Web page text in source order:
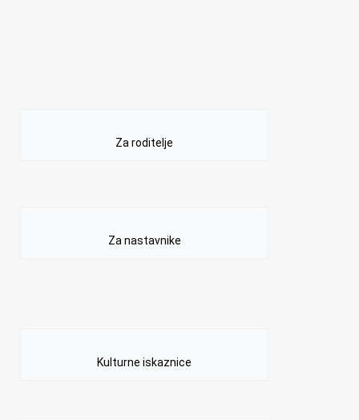
Za roditelje
Za nastavnike
Kulturne iskaznice